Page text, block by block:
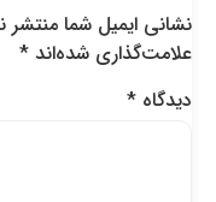
نشانی ایمیل شما منتشر
علامت‌گذاری شده‌اند*
دیدگاه*